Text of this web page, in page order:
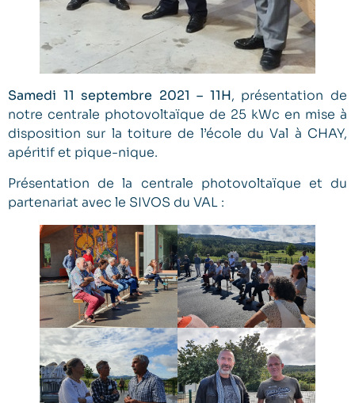
Samedi 11 septembre 2021 – 11H, présentation de
notre centrale photovoltaïque de 25 kWc en mise à
disposition sur la toiture de l’école du Val à CHAY,
apéritif et pique-nique.
Présentation de la centrale photovoltaïque et du
partenariat avec le SIVOS du VAL :